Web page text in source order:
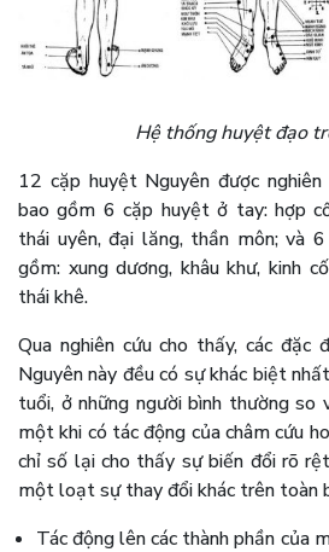
Hệ thống huyệt đạo
12 cặp huyệt Nguyên được
bao gồm 6 cặp huyệt ở tay: hợp
thái uyên, đại lăng, thần môn; và
gồm: xung dương, khâu khư, kinh
thái khê.
Qua nghiên cứu cho thấy, các đặc
Nguyên này đều có sự khác biệt
tuổi, ở những người bình thường so
một khi có tác động của châm cứu
chỉ số lại cho thấy sự biến đổi rõ
một loạt sự thay đổi khác trên toàn
Tác động lên các thành phần của